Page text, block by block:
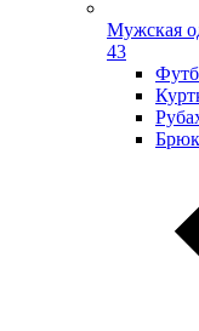
Мужская
43